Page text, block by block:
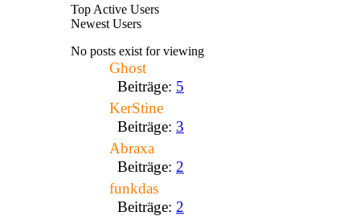
Top Active Users
Newest Users
No posts exist for viewing
Ghost
Beiträge: 5
KerStine
Beiträge: 3
Abraxa
Beiträge: 2
funkdas
Beiträge: 2